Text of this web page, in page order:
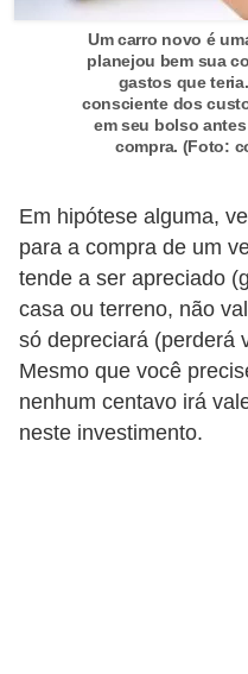
Um carro novo é
planejou bem sua
gastos que
consciente dos
em seu bolso
compra. (Foto:
Em hipótese alguma,
para a compra de um
tende a ser apreciado
casa ou terreno, não
só depreciará (perderá
Mesmo que você
nenhum centavo irá
neste investimento.
o
o
P
o
u
p
a